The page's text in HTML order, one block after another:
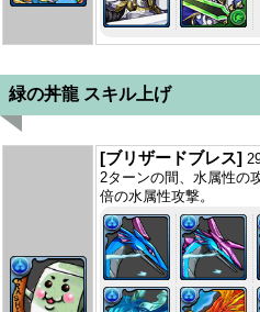
緑の丼龍 スキル上げ
[ブリザードブレス]
2ターンの間、水属性の
倍の水属性攻撃。